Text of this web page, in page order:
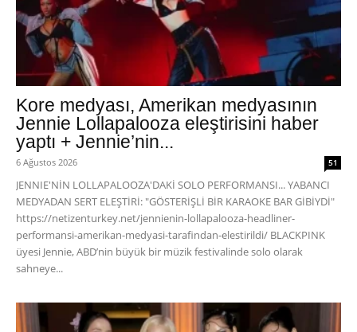
Kore medyası, Amerikan medyasının
Jennie Lollapalooza eleştirisini haber
yaptı + Jennie’nin...
6 Ağustos 2026 51
JENNIE'NİN LOLLAPALOOZA'DAKİ SOLO PERFORMANSI... YABANCI
MEDYADAN SERT ELEŞTİRİ: "GÖSTERİŞLİ BİR KARAOKE BAR GİBİYDİ"
https://netizenturkey.net/jennienin-lollapalooza-headliner-
performansi-amerikan-medyasi-tarafindan-elestirildi/ BLACKPINK
üyesi Jennie, ABD’nin büyük bir müzik festivalinde solo olarak
sahneye...